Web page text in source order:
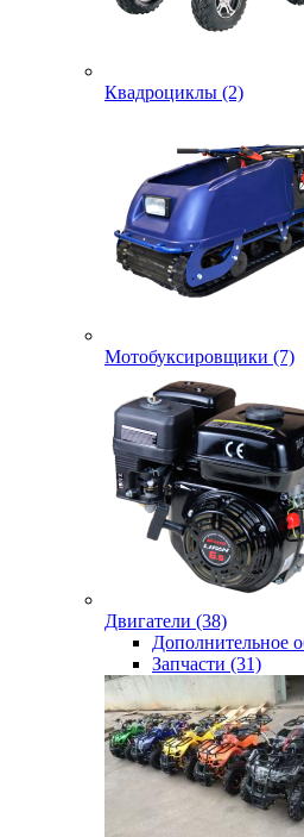
Квадроциклы (2)
Мотобуксировщики (7)
Двигатели (38)
Дополнительное
Запчасти (31)